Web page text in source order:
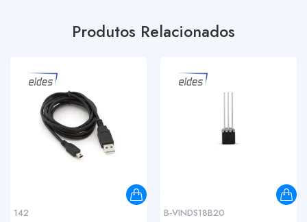
Produtos Relacionados
142 B-VINDS18B20